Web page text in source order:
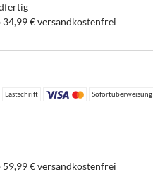
34,99 € versandkostenfrei
Lastschrift Sofortüberweisung
59,99 € versandkostenfrei